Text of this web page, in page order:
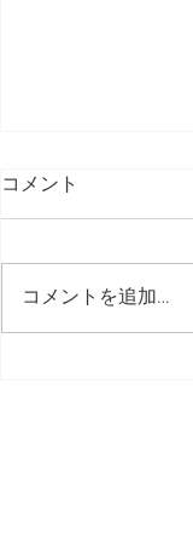
長く使うために。
コメント
コメントを追加…